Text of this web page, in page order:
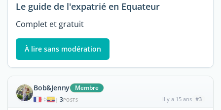
Le guide de l'expatrié en Equateur
Complet et gratuit
À lire sans modération
Bob&Jenny Membre
| 3POSTS il y a 15 ans #3